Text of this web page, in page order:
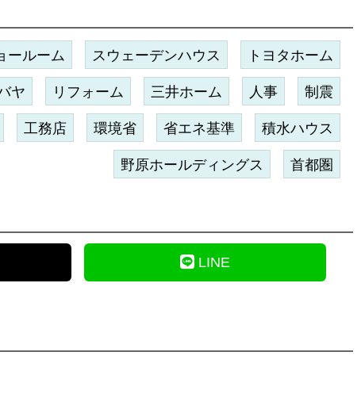
ールーム スウェーデンハウス トヨタホーム
ヤ リフォーム 三井ホーム 人事 制震
工務店 環境省 省エネ基準 積水ハウス
野原ホールディングス 首都圏
LINE